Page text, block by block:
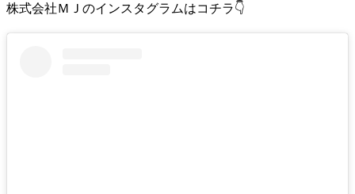
株式会社ＭＪのインスタグラムはコチラ👇